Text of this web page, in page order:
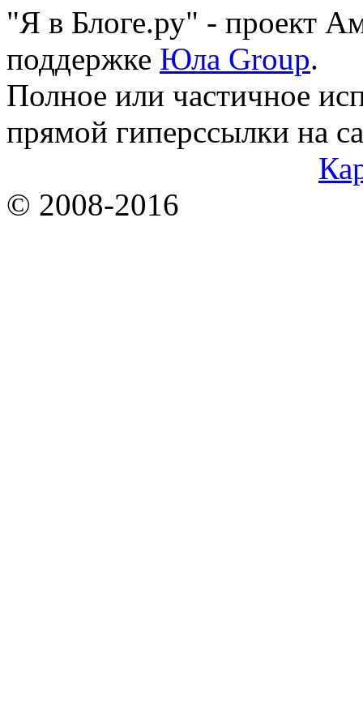
"Я в Блоге.ру" - проект
поддержке Юла Group.
Полное или частичное
прямой гиперссылки на
© 2008-2016